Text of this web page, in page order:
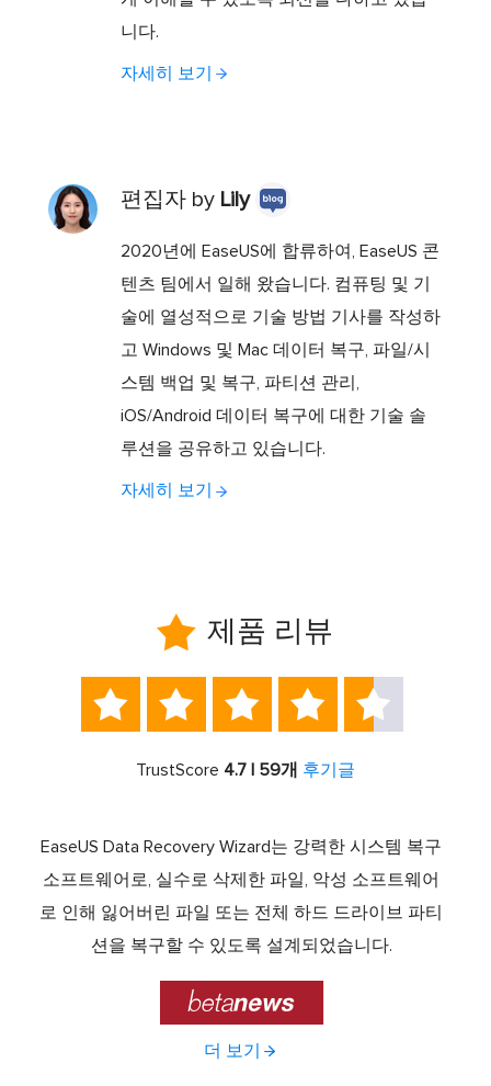
니다.
자세히 보기
편집자 by Lily
2020년에 EaseUS에 합류하여, EaseUS 콘
텐츠 팀에서 일해 왔습니다. 컴퓨팅 및 기
술에 열성적으로 기술 방법 기사를 작성하
고 Windows 및 Mac 데이터 복구, 파일/시
스템 백업 및 복구, 파티션 관리,
iOS/Android 데이터 복구에 대한 기술 솔
루션을 공유하고 있습니다.
자세히 보기
 제품 리뷰
    
TrustScore 4.7 | 59개 후기글
EaseUS Data Recovery Wizard는 강력한 시스템 복구
소프트웨어로, 실수로 삭제한 파일, 악성 소프트웨어
로 인해 잃어버린 파일 또는 전체 하드 드라이브 파티
션을 복구할 수 있도록 설계되었습니다.

더 보기